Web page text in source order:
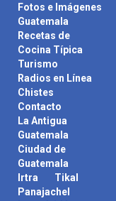
content
Fotos e Imágenes
Guatemala
Recetas de
Cocina Típica
Turismo
Radios en Línea
Chistes
Contacto
La Antigua
Guatemala
Ciudad de
Guatemala
Irtra
Tikal
Panajachel